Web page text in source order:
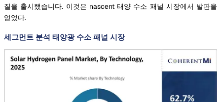
질을 출시했습니다. 이것은 nascent 태양 수소 패널 시장에서 발판을
얻었다.
세그먼트 분석 태양광 수소 패널 시장